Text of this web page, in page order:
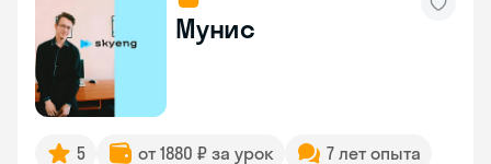
Мунис
5 от 1880 ₽ за урок 7 лет опыта